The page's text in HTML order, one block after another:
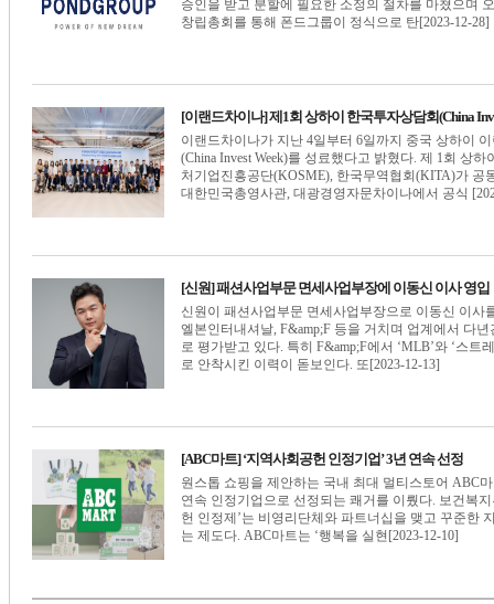
승인을 받고 분할에 필요한 소정의 절차를 마쳤으며
창립총회를 통해 폰드그룹이 정식으로 탄[2023-12-28]
[이랜드차이나] 제1회 상하이 한국투자상담회(China
이랜드차이나가 지난 4일부터 6일까지 중국 상하이
(China Invest Week)를 성료했다고 밝혔다. 제 1회 상
처기업진흥공단(KOSME), 한국무역협회(KITA)가 공
대한민국총영사관, 대광경영자문차이나에서 공식
[신원] 패션사업부문 면세사업부장에 이동신 이사 영입
신원이 패션사업부문 면세사업부장으로 이동신 이사
엘본인터내셔날, F&amp;F 등을 거치며 업계에서 다
로 평가받고 있다. 특히 F&amp;F에서 ‘MLB’와 ‘스
로 안착시킨 이력이 돋보인다. 또[2023-12-13]
[ABC마트] ‘지역사회공헌 인정기업’ 3년 연속 선정
원스톱 쇼핑을 제안하는 국내 최대 멀티스토어 ABC
연속 인정기업으로 선정되는 쾌거를 이뤘다. 보건복
헌 인정제’는 비영리단체와 파트너십을 맺고 꾸준한
는 제도다. ABC마트는 ‘행복을 실현[2023-12-10]